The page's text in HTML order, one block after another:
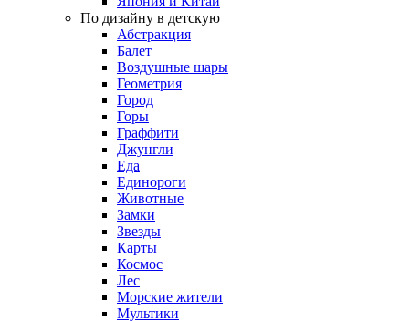
По дизайну в детскую
Абстракция
Балет
Воздушные шары
Геометрия
Город
Горы
Граффити
Джунгли
Еда
Единороги
Животные
Замки
Звезды
Карты
Космос
Лес
Морские жители
Мультики